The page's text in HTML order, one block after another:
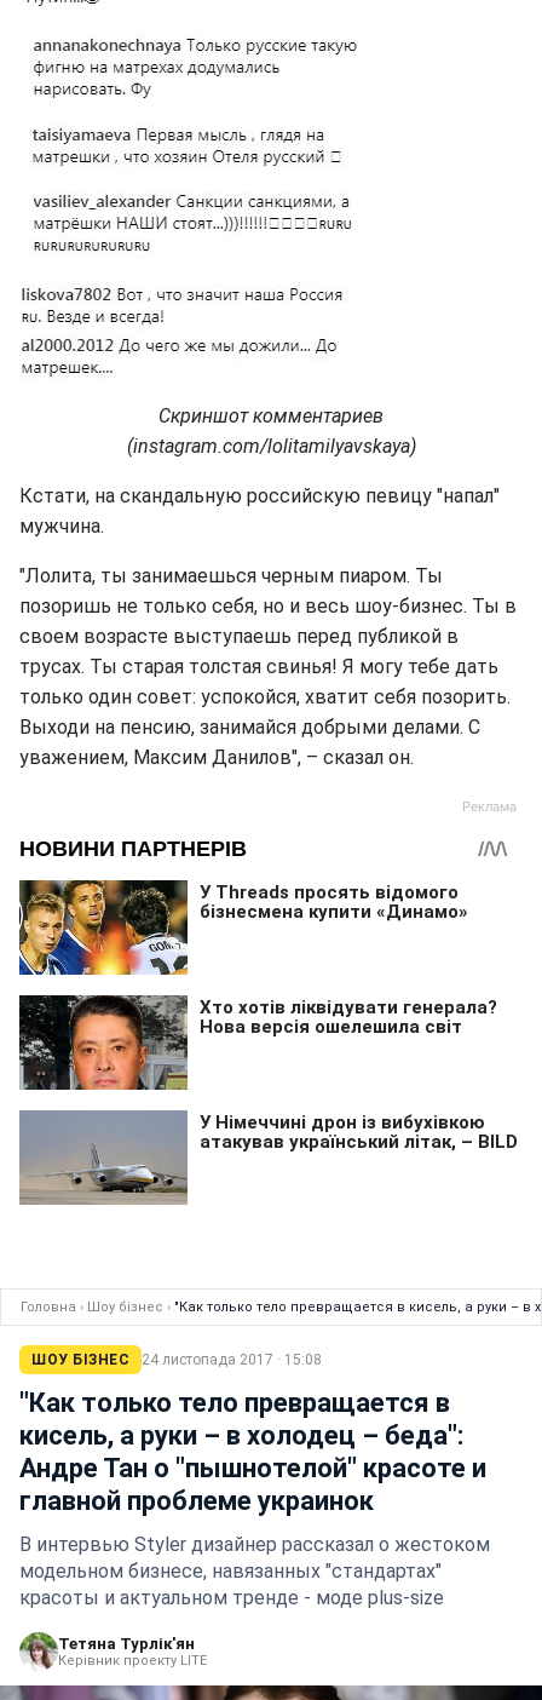
Скриншот комментариев
(instagram.com/lolitamilyavskaya)
Кстати, на скандальную российскую певицу "напал"
мужчина.
"Лолита, ты занимаешься черным пиаром. Ты
позоришь не только себя, но и весь шоу-бизнес. Ты в
своем возрасте выступаешь перед публикой в
трусах. Ты старая толстая свинья! Я могу тебе дать
только один совет: успокойся, хватит себя позорить.
Выходи на пенсию, занимайся добрыми делами. С
уважением, Максим Данилов", – сказал он.
Головна › Шоу бізнес › "Как только тело превращается в кисель, а руки –
ШОУ БІЗНЕС 24 листопада 2017 · 15:08
"Как только тело превращается в
кисель, а руки – в холодец – беда":
Андре Тан о "пышнотелой" красоте и
главной проблеме украинок
В интервью Styler дизайнер рассказал о жестоком
модельном бизнесе, навязанных "стандартах"
красоты и актуальном тренде - моде plus-size
Тетяна Турлік'ян
Керівник проекту LITE